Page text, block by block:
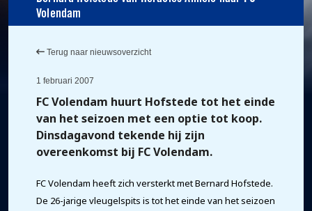
Volendam
Terug naar nieuwsoverzicht
1 februari 2007
FC Volendam huurt Hofstede tot het einde
van het seizoen met een optie tot koop.
Dinsdagavond tekende hij zijn
overeenkomst bij FC Volendam.
FC Volendam heeft zich versterkt met Bernard Hofstede.
De 26-jarige vleugelspits is tot het einde van het seizoen